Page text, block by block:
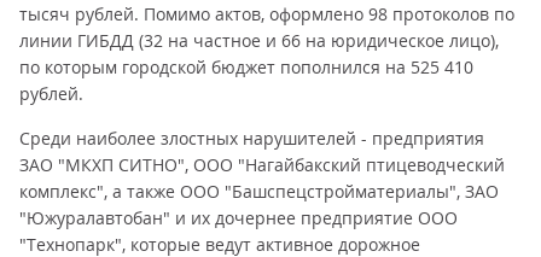
тысяч рублей. Помимо актов, оформлено 98 протоколов по
линии ГИБДД (32 на частное и 66 на юридическое лицо),
по которым городской бюджет пополнился на 525 410
рублей.
Среди наиболее злостных нарушителей - предприятия
ЗАО "МКХП СИТНО", ООО "Нагайбакский птицеводческий
комплекс", а также ООО "Башспецстройматериалы", ЗАО
"Южуралавтобан" и их дочернее предприятие ООО
"Технопарк", которые ведут активное дорожное